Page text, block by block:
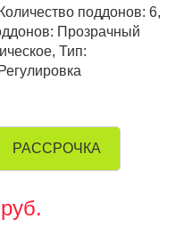
поддонов: 6,
Прозрачный
Тип:
РАССРОЧКА